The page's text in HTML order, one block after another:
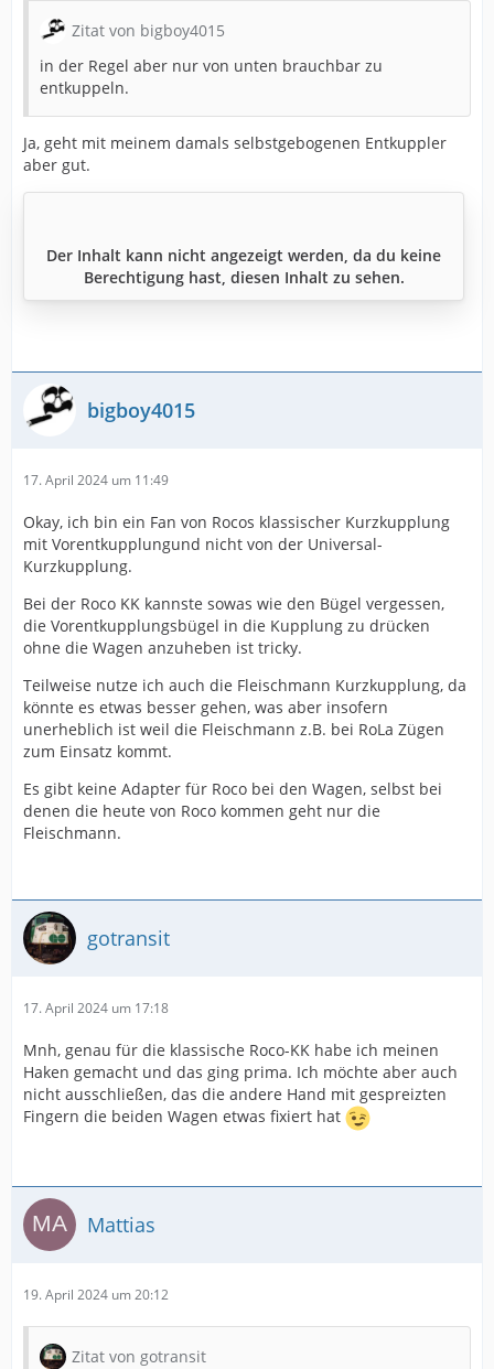
Zitat von bigboy4015
in der Regel aber nur von unten brauchbar zu
entkuppeln.
Ja, geht mit meinem damals selbstgebogenen Entkuppler
aber gut.
Der Inhalt kann nicht angezeigt werden, da du keine
Berechtigung hast, diesen Inhalt zu sehen.
bigboy4015
17. April 2024 um 11:49
Okay, ich bin ein Fan von Rocos klassischer Kurzkupplung
mit Vorentkupplungund nicht von der Universal-
Kurzkupplung.
Bei der Roco KK kannste sowas wie den Bügel vergessen,
die Vorentkupplungsbügel in die Kupplung zu drücken
ohne die Wagen anzuheben ist tricky.
Teilweise nutze ich auch die Fleischmann Kurzkupplung, da
könnte es etwas besser gehen, was aber insofern
unerheblich ist weil die Fleischmann z.B. bei RoLa Zügen
zum Einsatz kommt.
Es gibt keine Adapter für Roco bei den Wagen, selbst bei
denen die heute von Roco kommen geht nur die
Fleischmann.
gotransit
17. April 2024 um 17:18
Mnh, genau für die klassische Roco-KK habe ich meinen
Haken gemacht und das ging prima. Ich möchte aber auch
nicht ausschließen, das die andere Hand mit gespreizten
Fingern die beiden Wagen etwas fixiert hat
Mattias
19. April 2024 um 20:12
Zitat von gotransit